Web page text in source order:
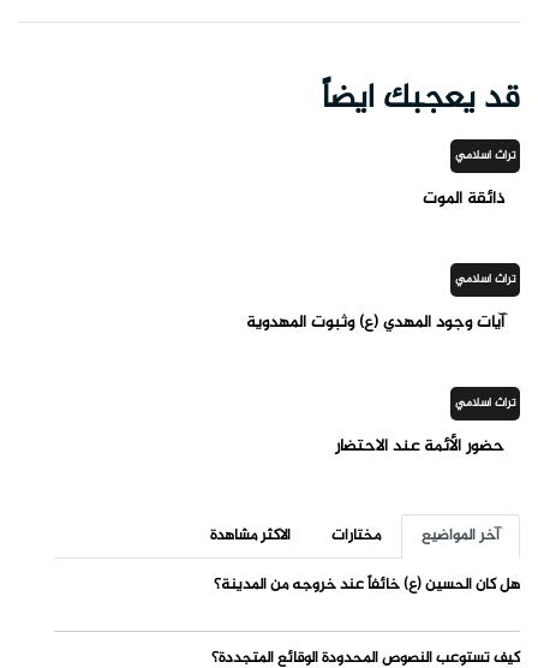
قد يعجبك ايضاً
تراث اسلامي
ذائقة الموت
تراث اسلامي
آيات وجود المهدي (ع) وثبوت المهدوية
تراث اسلامي
حضور الأئمة عند الاحتضار
آخر المواضيع مختارات
الاكثر مشاهدة
هل كان الحسين (ع) خائفاً عند خروجه من المدينة؟
كيف تستوعب النصوص المحدودة الوقائع المتجددة؟